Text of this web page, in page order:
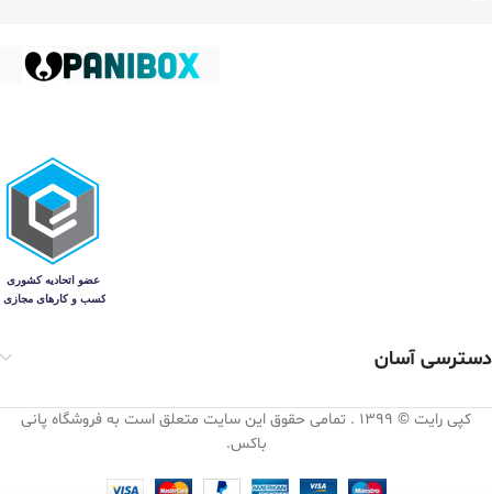
دسترسی آسان
کپی رایت © 1399 . تمامی حقوق این سایت متعلق است به فروشگاه پانی
باکس.